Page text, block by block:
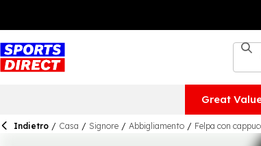
Great
Indietro / Casa / Signore / Abbigliamento / Felpa con